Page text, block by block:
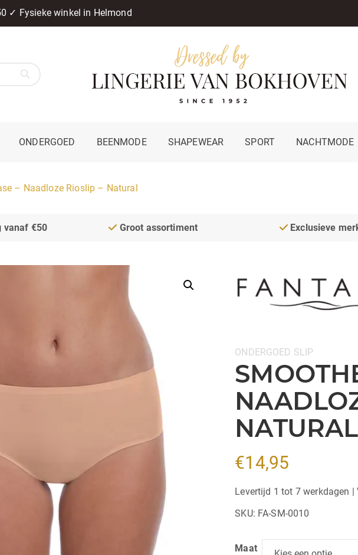
✓ Fysieke winkel in Helmond
ONDERGOED BEENMODE SHAPEWEAR SPORT NACHTMODE
– Naadloze Rioslip – Natural
vanaf €50 Groot assortiment Exclusieve
Categorieën:
ONDERGOED SLIP
NATURAL
€14,95
Levertijd 1 tot 7 werkdagen
SKU: FA-SM-0010
Maat